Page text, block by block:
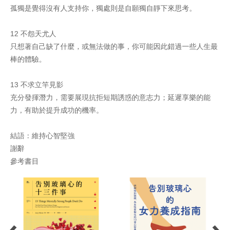
孤獨是覺得沒有人支持你，獨處則是自願獨自靜下來思考。
12 不怨天尤人
只想著自己缺了什麼，或無法做的事，你可能因此錯過一些人生最
棒的體驗。
13 不求立竿見影
充分發揮潛力，需要展現抗拒短期誘惑的意志力；延遲享樂的能
力，有助於提升成功的機率。
結語：維持心智堅強
謝辭
參考書目